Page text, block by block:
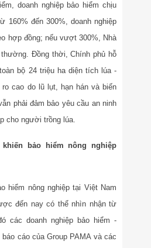
doanh nghiệp bảo hiểm chịu
160% đến 300%, doanh nghiệp
hợp đồng; nếu vượt 300%, Nhà
Đồng thời, Chính phủ hỗ
bộ 24 triệu ha diện tích lúa -
cao do lũ lụt, hạn hán và biến
phải đảm bảo yêu cầu an ninh
cho người trồng lúa.
khiến bảo hiểm nông nghiệp
hiểm nông nghiệp tại Việt Nam
đến nay có thể nhìn nhận từ
các doanh nghiệp bảo hiểm -
cáo của Group PAMA và các